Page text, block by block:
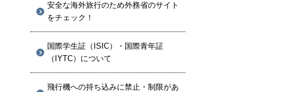
安全な海外旅行のため外務省のサイト
をチェック！
国際学生証（ISIC）・国際青年証
（IYTC）について
飛行機への持ち込みに禁止・制限があ